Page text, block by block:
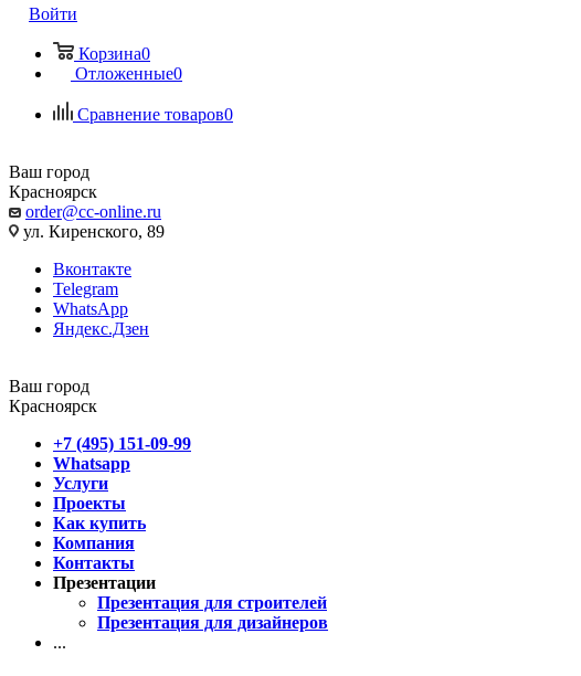
Войти
Корзина0
Отложенные0
Сравнение товаров0
Ваш город
Красноярск
order@cc-online.ru
ул. Киренского, 89
Вконтакте
Telegram
WhatsApp
Яндекс.Дзен
Ваш город
Красноярск
+7 (495) 151-09-99
Whatsapp
Услуги
Проекты
Как купить
Компания
Контакты
Презентации
Презентация для строителей
Презентация для дизайнеров
...